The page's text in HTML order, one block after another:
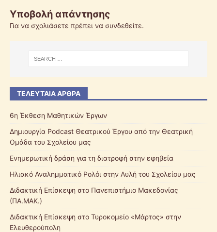
Υποβολή απάντησης
Για να σχολιάσετε πρέπει να συνδεθείτε.
ΤΕΛΕΥΤΑΊΑ ΆΡΘΡΑ
6η Έκθεση Μαθητικών Έργων
Δημιουργία Podcast Θεατρικού Έργου από την Θεατρική
Ομάδα του Σχολείου μας
Ενημερωτική δράση για τη διατροφή στην εφηβεία
Ηλιακό Αναλημματικό Ρολόι στην Αυλή του Σχολείου μας
Διδακτική Επίσκεψη στο Πανεπιστήμιο Μακεδονίας
(ΠΑ.ΜΑΚ.)
Διδακτική Επίσκεψη στο Τυροκομείο «Μάρτος» στην
Ελευθερούπολη